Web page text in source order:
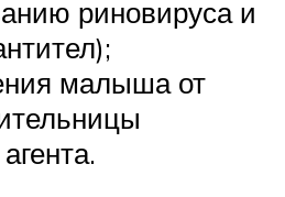
риновируса и
малыша от